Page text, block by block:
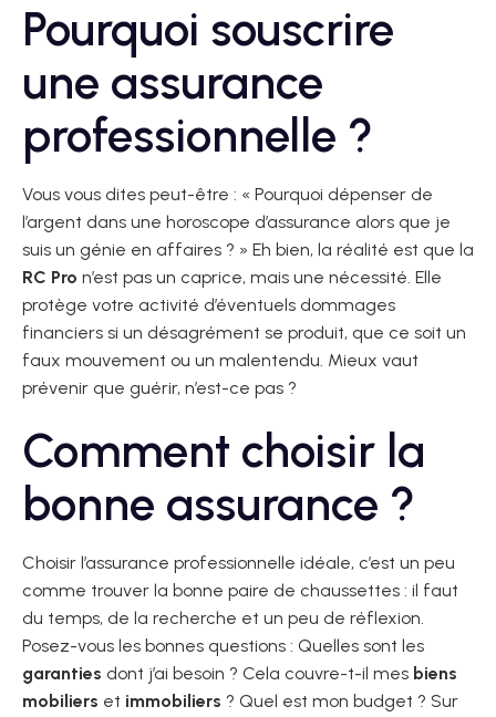
Pourquoi souscrire
une assurance
professionnelle ?
Vous vous dites peut-être : « Pourquoi dépenser de
l’argent dans une horoscope d’assurance alors que je
suis un génie en affaires ? » Eh bien, la réalité est que la
RC Pro n’est pas un caprice, mais une nécessité. Elle
protège votre activité d’éventuels dommages
financiers si un désagrément se produit, que ce soit un
faux mouvement ou un malentendu. Mieux vaut
prévenir que guérir, n’est-ce pas ?
Comment choisir la
bonne assurance ?
Choisir l’assurance professionnelle idéale, c’est un peu
comme trouver la bonne paire de chaussettes : il faut
du temps, de la recherche et un peu de réflexion.
Posez-vous les bonnes questions : Quelles sont les
garanties dont j’ai besoin ? Cela couvre-t-il mes biens
mobiliers et immobiliers ? Quel est mon budget ? Sur